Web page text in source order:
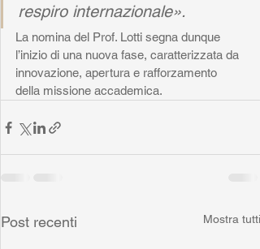
respiro internazionale».
La nomina del Prof. Lotti segna dunque
l’inizio di una nuova fase, caratterizzata da
innovazione, apertura e rafforzamento
della missione accademica.
Post recenti Mostra tutti